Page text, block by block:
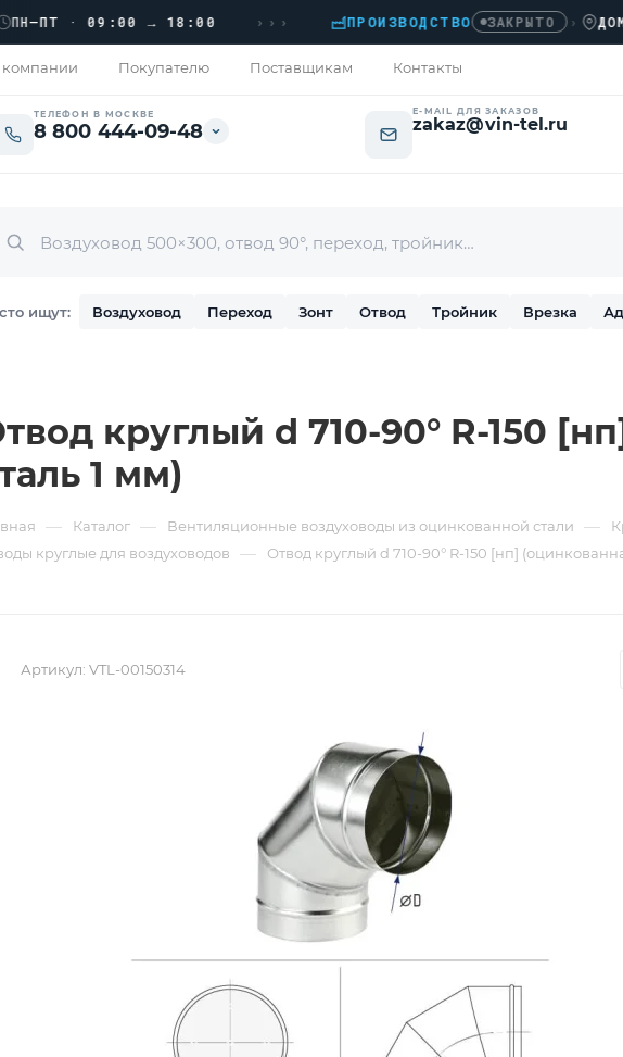
· 09:00 → 18:00 ››› ПРОИЗВОДСТВО ЗАКРЫТО ›
Покупателю Поставщикам Контакты
ТЕЛЕФОН В МОСКВЕ
8 800 444-09-48
E-MAIL ДЛЯ ЗАКАЗОВ
zakaz@vin-tel.ru
ищут: Воздуховод Переход Зонт Отвод Тройник Врезка
круглый d 710-90° R-150
1 мм)
— Каталог — Вентиляционные воздуховоды из оцинкованной стали —
круглые для воздуховодов
— Отвод круглый d 710-90° R-150 [нп]
Артикул: VTL-00150314